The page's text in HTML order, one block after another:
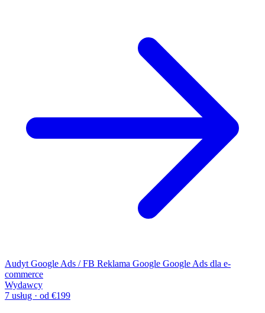
Audyt Google Ads / FB Reklama Google Google Ads dla e-
commerce
Wydawcy
7 usług · od €199